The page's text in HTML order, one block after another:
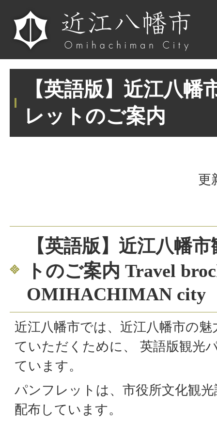
【英語版】近江八幡
レットのご案内
更
【英語版】近江八幡
トのご案内 Travel
OMIHACHIMAN city
近江八幡市では、近江八幡市の
ていただくために、 英語版観光
ています。
パンフレットは、市役所文化観
配布しています。